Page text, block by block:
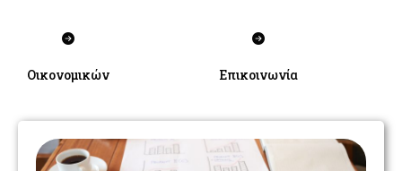
Οικονομικών Επικοινωνία